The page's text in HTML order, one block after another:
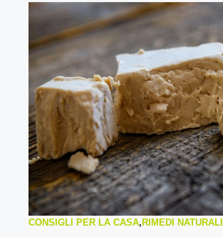
CONSIGLI PER LA CASA,RIMEDI NATURALI